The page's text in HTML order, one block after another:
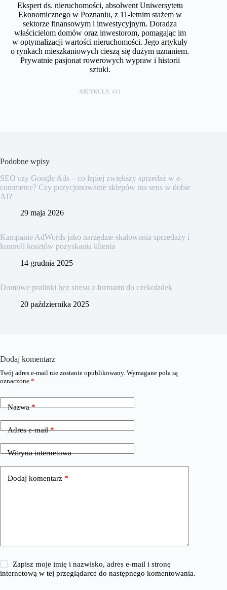
Ekspert ds. nieruchomości, absolwent Uniwersytetu
Ekonomicznego w Poznaniu, z 11-letnim stażem w
sektorze finansowym i inwestycyjnym. Doradza
właścicielom domów oraz inwestorom, pomagając im
w optymalizacji wartości nieruchomości. Jego artykuły
o rynkach mieszkaniowych cieszą się dużym uznaniem.
Prywatnie pasjonat rowerowych wypraw i historii
sztuki.
ARTYKUŁY: 411
Podobne wpisy
SEO czy Google Ads – co lepiej zwiększy sprzedaż w e-
commerce? Czy pozycjonowanie sklepów ma sens w dobie
AI?
29 maja 2026
Kampanie AdWords jako narzędzie skalowania sprzedaży i
kontroli kosztów pozyskania klienta
14 grudnia 2025
Domowe pralinki bez stresu z formami do czekoladek
20 października 2025
Dodaj komentarz
Twój adres e-mail nie zostanie opublikowany. Wymagane pola są
oznaczone *
Nazwa*
Adres e-mail*
Witryna internetowa
Dodaj komentarz *
Zapisz moje imię i nazwisko, adres e-mail i stronę
internetową w tej przeglądarce do następnego komentowania.